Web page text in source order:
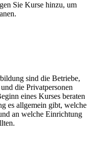
Sie Kurse hinzu, um
sind die Betriebe,
die Privatpersonen
eines Kurses beraten
es allgemein gibt, welche
an welche Einrichtung